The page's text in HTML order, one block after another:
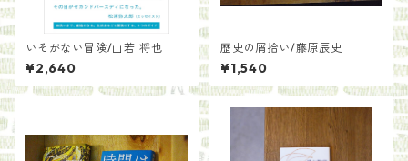
いそがない冒険/山若 将也
¥2,640
歴史の屑拾い/藤原辰史
¥1,540